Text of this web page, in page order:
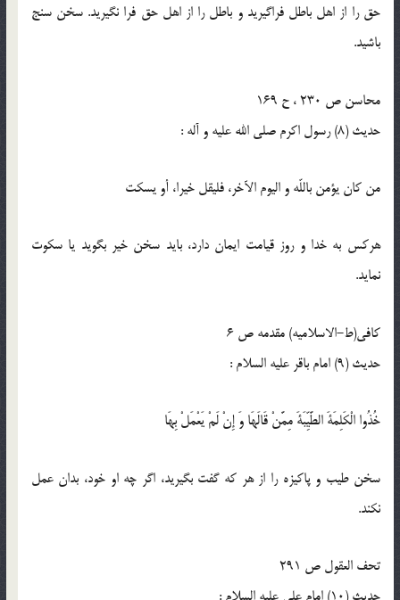
حق را از اهل باطل فراگيريد و باطل را از اهل حق فرا نگيريد. سخن سنج
باشيد.
محاسن ص 230 ، ح 169
حدیث (8) رسول اكرم صلى الله عليه و آله :
من كان يؤمن باللّه و اليوم الآخر، فليقل خيرا، أو يسكت‏
هركس به خدا و روز قيامت ايمان دارد، بايد سخن خير بگويد يا سكوت
نمايد.
کافی(ط-الاسلامیه) مقدمه ص 6
حدیث (9) امام باقر عليه السلام :
خُذُوا الْكَلِمَةَ الطَّيِّبَةَ مِمَّنْ قَالَهَا وَ إِنْ لَمْ يَعْمَلْ بِهَا
سخن طیب و پاکیزه را از هر که گفت بگیرید،‌ اگر چه او خود،‌ بدان عمل
نکند.
تحف العقول ص 291